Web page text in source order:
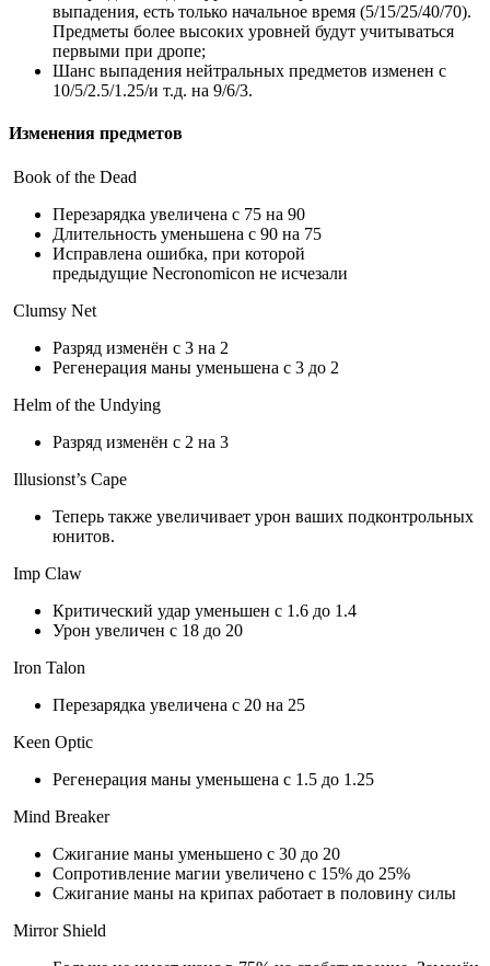
выпадения, есть только начальное время (5/15/25/40/70).
Предметы более высоких уровней будут учитываться
первыми при дропе;
Шанс выпадения нейтральных предметов изменен с
10/5/2.5/1.25/и т.д. на 9/6/3.
Изменения предметов
Book of the Dead
Перезарядка увеличена с 75 на 90
Длительность уменьшена с 90 на 75
Исправлена ошибка, при которой
предыдущие Necronomicon не исчезали
Clumsy Net
Разряд изменён с 3 на 2
Регенерация маны уменьшена с 3 до 2
Helm of the Undying
Разряд изменён с 2 на 3
Illusionst’s Cape
Теперь также увеличивает урон ваших подконтрольных
юнитов.
Imp Claw
Критический удар уменьшен с 1.6 до 1.4
Урон увеличен с 18 до 20
Iron Talon
Перезарядка увеличена с 20 на 25
Keen Optic
Регенерация маны уменьшена с 1.5 до 1.25
Mind Breaker
Сжигание маны уменьшено с 30 до 20
Сопротивление магии увеличено с 15% до 25%
Сжигание маны на крипах работает в половину силы
Mirror Shield